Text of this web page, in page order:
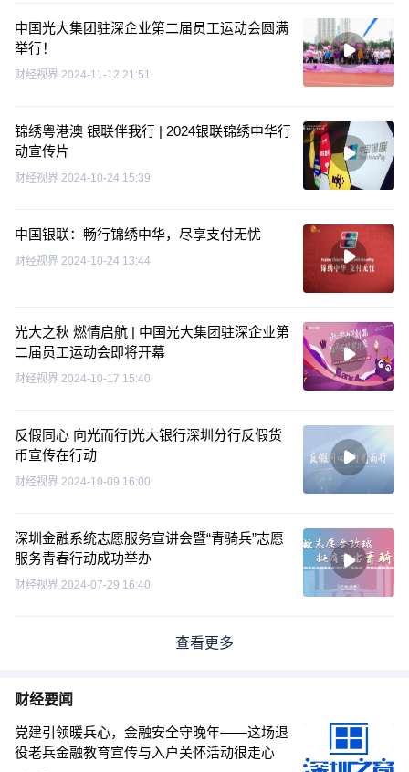
中国光大集团驻深企业第二届员工运动会圆满
举行！
财经视界 2024-11-12 21:51
锦绣粤港澳 银联伴我行 | 2024银联锦绣中华行
动宣传片
财经视界 2024-10-24 15:39
中国银联：畅行锦绣中华，尽享支付无忧
财经视界 2024-10-24 13:44
光大之秋 燃情启航 | 中国光大集团驻深企业第
二届员工运动会即将开幕
财经视界 2024-10-17 15:40
反假同心 向光而行|光大银行深圳分行反假货
币宣传在行动
财经视界 2024-10-09 16:00
深圳金融系统志愿服务宣讲会暨“青骑兵”志愿
服务青春行动成功举办
财经视界 2024-07-29 16:40
查看更多
财经要闻
党建引领暖兵心，金融安全守晚年——这场退
役老兵金融教育宣传与入户关怀活动很走心